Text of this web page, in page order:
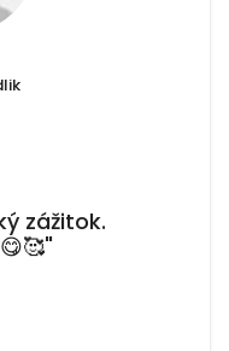
zážitok.